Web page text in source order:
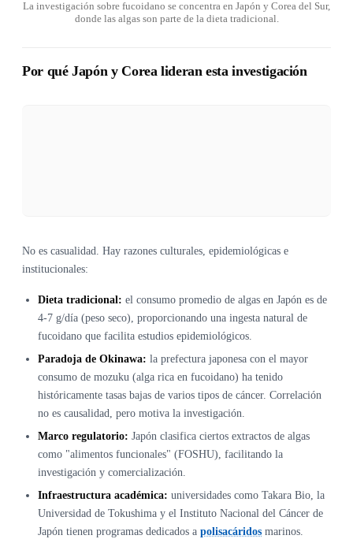
La investigación sobre fucoidano se concentra en Japón y Corea del Sur,
donde las algas son parte de la dieta tradicional.
Por qué Japón y Corea lideran esta investigación
No es casualidad. Hay razones culturales, epidemiológicas e
institucionales:
Dieta tradicional: el consumo promedio de algas en Japón es de
4-7 g/día (peso seco), proporcionando una ingesta natural de
fucoidano que facilita estudios epidemiológicos.
Paradoja de Okinawa: la prefectura japonesa con el mayor
consumo de mozuku (alga rica en fucoidano) ha tenido
históricamente tasas bajas de varios tipos de cáncer. Correlación
no es causalidad, pero motiva la investigación.
Marco regulatorio: Japón clasifica ciertos extractos de algas
como "alimentos funcionales" (FOSHU), facilitando la
investigación y comercialización.
Infraestructura académica: universidades como Takara Bio, la
Universidad de Tokushima y el Instituto Nacional del Cáncer de
Japón tienen programas dedicados a polisacáridos marinos.